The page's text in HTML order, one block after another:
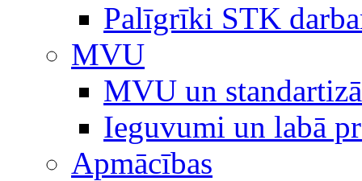
Palīgrīki STK
MVU
MVU un
Ieguvumi un labā
Apmācības